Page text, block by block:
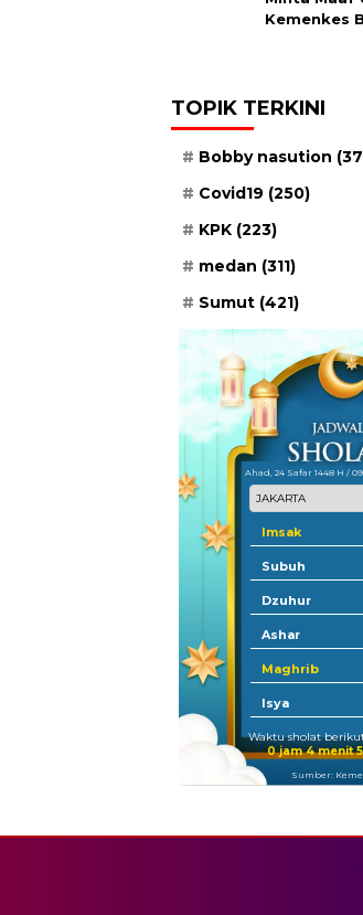
Kemenkes
TOPIK TERKINI
Bobby nasution
Covid19 (250)
KPK (223)
medan (311)
Sumut (421)
Ahad, 24 Safar 1448 H /
Imsak
Subuh
Dzuhur
Ashar
Maghrib
Isya
Waktu sholat
0 jam 4 menit
Sumber: